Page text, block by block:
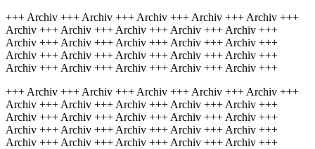
+++ Archiv +++ Archiv +++ Archiv +++ Archiv +++ Archiv +++
Archiv +++ Archiv +++ Archiv +++ Archiv +++ Archiv +++
Archiv +++ Archiv +++ Archiv +++ Archiv +++ Archiv +++
Archiv +++ Archiv +++ Archiv +++ Archiv +++ Archiv +++
Archiv +++ Archiv +++ Archiv +++ Archiv +++ Archiv +++
+++ Archiv +++ Archiv +++ Archiv +++ Archiv +++ Archiv +++
Archiv +++ Archiv +++ Archiv +++ Archiv +++ Archiv +++
Archiv +++ Archiv +++ Archiv +++ Archiv +++ Archiv +++
Archiv +++ Archiv +++ Archiv +++ Archiv +++ Archiv +++
Archiv +++ Archiv +++ Archiv +++ Archiv +++ Archiv +++